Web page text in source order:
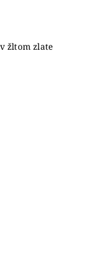
žltom zlate